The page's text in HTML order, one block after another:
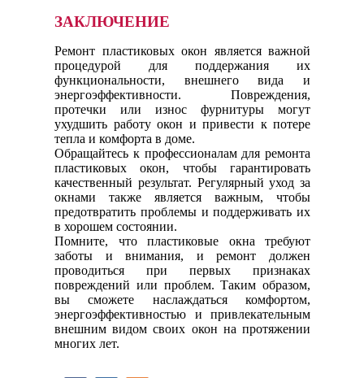
ЗАКЛЮЧЕНИЕ
Ремонт пластиковых окон является важной
процедурой для поддержания их
функциональности, внешнего вида и
энергоэффективности. Повреждения,
протечки или износ фурнитуры могут
ухудшить работу окон и привести к потере
тепла и комфорта в доме.
Обращайтесь к профессионалам для ремонта
пластиковых окон, чтобы гарантировать
качественный результат. Регулярный уход за
окнами также является важным, чтобы
предотвратить проблемы и поддерживать их
в хорошем состоянии.
Помните, что пластиковые окна требуют
заботы и внимания, и ремонт должен
проводиться при первых признаках
повреждений или проблем. Таким образом,
вы сможете наслаждаться комфортом,
энергоэффективностью и привлекательным
внешним видом своих окон на протяжении
многих лет.